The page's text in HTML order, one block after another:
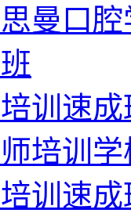
曼口
训速成
培训
训速成